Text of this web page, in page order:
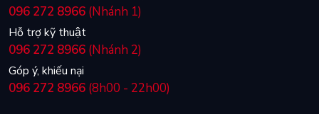
096 272 8966 (Nhánh 1)
Hỗ trợ kỹ thuật
096 272 8966 (Nhánh 2)
Góp ý, khiếu nại
096 272 8966 (8h00 - 22h00)